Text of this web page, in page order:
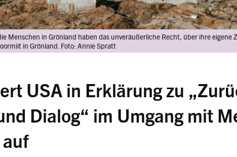
Menschen in Grönland haben das unveräußerliche Recht, über ihre
in Grönland. Foto: Annie Spratt
USA in Erklärung zu
Dialog“ im Umgang mit